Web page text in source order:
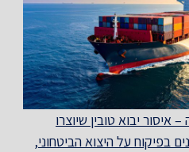
איסור יבוא טובין שיוצרו
בפיקוח על היצוא הביטחוני,